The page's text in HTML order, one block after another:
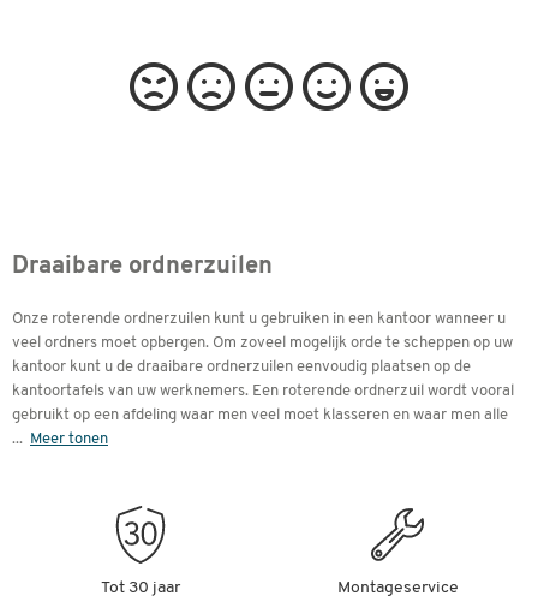
Draaibare ordnerzuilen
Onze roterende ordnerzuilen kunt u gebruiken in een kantoor wanneer u
veel ordners moet opbergen. Om zoveel mogelijk orde te scheppen op uw
kantoor kunt u de draaibare ordnerzuilen eenvoudig plaatsen op de
kantoortafels van uw werknemers. Een roterende ordnerzuil wordt vooral
gebruikt op een afdeling waar men veel moet klasseren en waar men alle
...
Meer tonen
Tot 30 jaar
Montageservice